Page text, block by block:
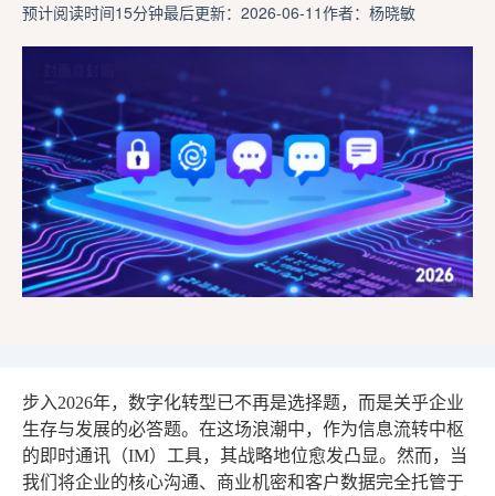
预计阅读时间15分钟最后更新：2026-06-11作者：杨晓敏
步入2026年，数字化转型已不再是选择题，而是关乎企业
生存与发展的必答题。在这场浪潮中，作为信息流转中枢
的即时通讯（IM）工具，其战略地位愈发凸显。然而，当
我们将企业的核心沟通、商业机密和客户数据完全托管于